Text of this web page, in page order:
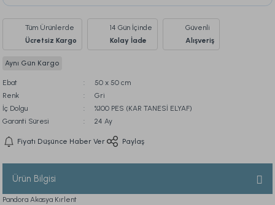
Tüm Ürünlerde
Ücretsiz Kargo
14 Gün İçinde
Kolay İade
Güvenli
Alışveriş
Aynı Gün Kargo
Ebat
50 x 50 cm
Renk
Gri
İç Dolgu
%100 PES (KAR TANESİ ELYAF)
Garanti Süresi
24 Ay
Fiyatı Düşünce Haber Ver Paylaş
Ürün Bilgisi
Pandora Akasya Kırlent